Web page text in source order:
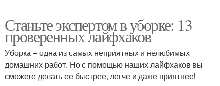
Станьте экспертом в уборке: 13
проверенных лайфхаков
Уборка – одна из самых неприятных и нелюбимых
домашних работ. Но с помощью наших лайфхаков вы
сможете делать ее быстрее, легче и даже приятнее!